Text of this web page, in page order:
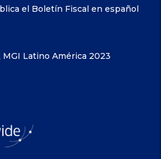
el Boletín Fiscal en español
Latino América 2023